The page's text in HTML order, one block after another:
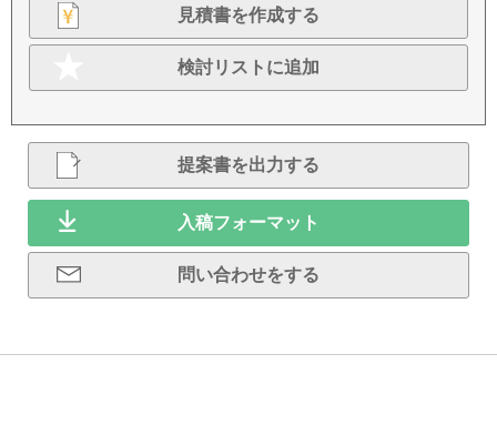
見積書を作成する
検討リストに追加
提案書を出力する
入稿フォーマット
問い合わせをする